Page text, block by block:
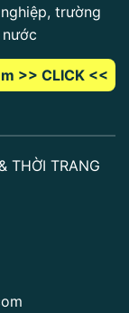
trường
>> CLICK <<
THỜI TRANG